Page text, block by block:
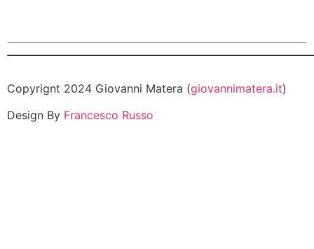
Copyrignt 2024 Giovanni Matera (giovannimatera.it)
Design By Francesco Russo